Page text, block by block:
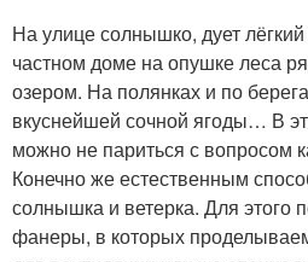
На улице солнышко, дует
частном доме на опушке леса
озером. На полянках и по
вкуснейшей сочной ягоды… В
можно не париться с вопросом
Конечно же естественным
солнышка и ветерка. Для этого
фанеры, в которых